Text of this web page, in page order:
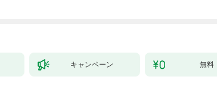
キャンペーン 無料